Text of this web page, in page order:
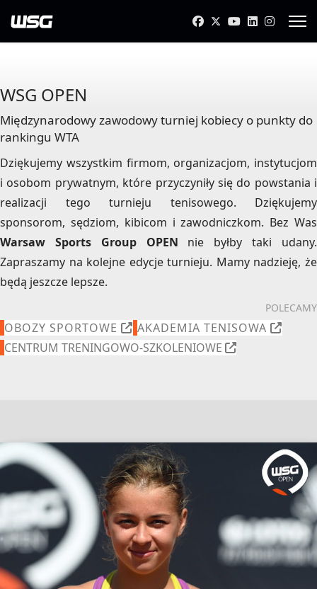
WSG OPEN
Międzynarodowy zawodowy turniej kobiecy o punkty do
rankingu WTA
Dziękujemy wszystkim firmom, organizacjom, instytucjom
i osobom prywatnym, które przyczyniły się do powstania i
realizacji tego turnieju tenisowego. Dziękujemy
sponsorom, sędziom, kibicom i zawodniczkom. Bez Was
Warsaw Sports Group OPEN nie byłby taki udany.
Zapraszamy na kolejne edycje turnieju. Mamy nadzieję, że
będą jeszcze lepsze.
POLECAMY
OBOZY SPORTOWE
AKADEMIA TENISOWA
CENTRUM TRENINGOWO-SZKOLENIOWE